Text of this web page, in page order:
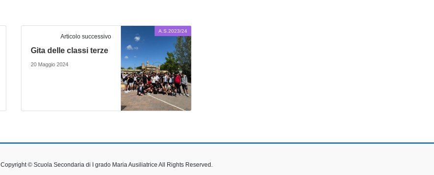
A.S.2023/24
Articolo successivo
Gita delle classi terze
20 Maggio 2024
Copyright © Scuola Secondaria di I grado Maria Ausiliatrice All Rights Reserved.